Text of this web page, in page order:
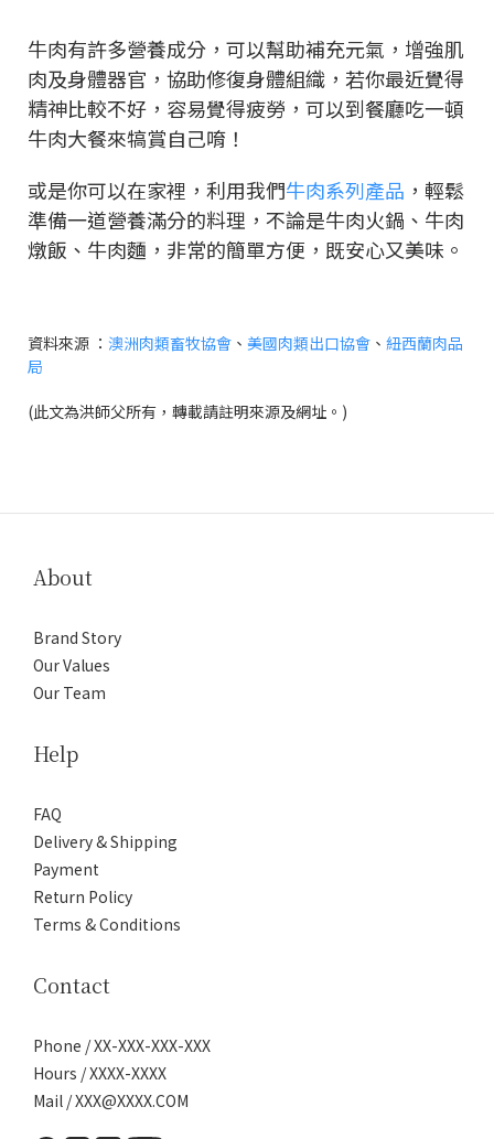
牛肉有許多營養成分，可以幫助補充元氣，增強肌
肉及身體器官，協助修復身體組織，若你最近覺得
精神比較不好，容易覺得疲勞，可以到餐廳吃一頓
牛肉大餐來犒賞自己唷！
或是你可以在家裡，利用我們牛肉系列產品 ，輕鬆
準備一道營養滿分的料理，不論是牛肉火鍋、牛肉
燉飯、牛肉麵，非常的簡單方便，既安心又美味。
資料來源 ： 澳洲肉類畜牧協會 、 美國肉類出口協會 、 紐西蘭肉品
局
(此文為洪師父所有，轉載請註明來源及網址。)
About
Brand Story
Our Values
Our Team
Help
FAQ
Delivery & Shipping
Payment
Return Policy
Terms & Conditions
Contact
Phone / XX-XXX-XXX-XXX
Hours / XXXX-XXXX
Mail / XXX@XXXX.COM